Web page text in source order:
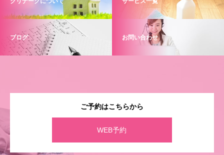
ブログ お問い合わせ
ご予約はこちらから
WEB予約